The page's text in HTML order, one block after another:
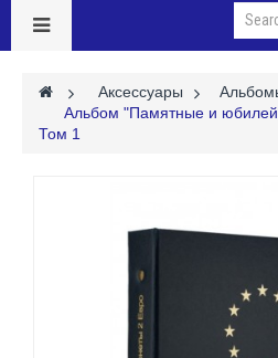
> Аксессуары >
Альбом "Памятные и
Том 1